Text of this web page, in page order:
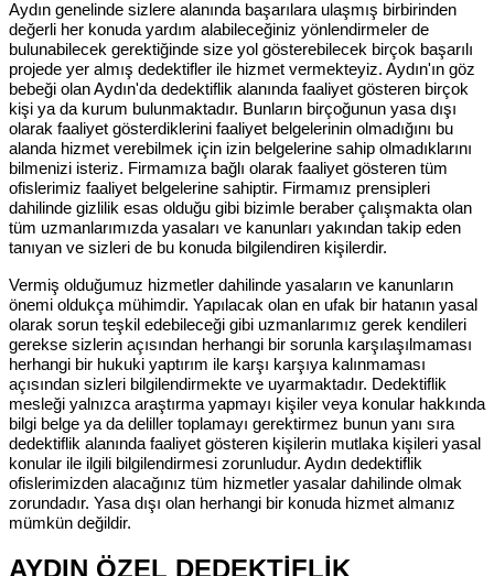
Aydın genelinde sizlere alanında başarılara ulaşmış birbirinden
değerli her konuda yardım alabileceğiniz yönlendirmeler de
bulunabilecek gerektiğinde size yol gösterebilecek birçok başarılı
projede yer almış dedektifler ile hizmet vermekteyiz. Aydın'ın göz
bebeği olan Aydın'da dedektiflik alanında faaliyet gösteren birçok
kişi ya da kurum bulunmaktadır. Bunların birçoğunun yasa dışı
olarak faaliyet gösterdiklerini faaliyet belgelerinin olmadığını bu
alanda hizmet verebilmek için izin belgelerine sahip olmadıklarını
bilmenizi isteriz. Firmamıza bağlı olarak faaliyet gösteren tüm
ofislerimiz faaliyet belgelerine sahiptir. Firmamız prensipleri
dahilinde gizlilik esas olduğu gibi bizimle beraber çalışmakta olan
tüm uzmanlarımızda yasaları ve kanunları yakından takip eden
tanıyan ve sizleri de bu konuda bilgilendiren kişilerdir.
Vermiş olduğumuz hizmetler dahilinde yasaların ve kanunların
önemi oldukça mühimdir. Yapılacak olan en ufak bir hatanın yasal
olarak sorun teşkil edebileceği gibi uzmanlarımız gerek kendileri
gerekse sizlerin açısından herhangi bir sorunla karşılaşılmaması
herhangi bir hukuki yaptırım ile karşı karşıya kalınmaması
açısından sizleri bilgilendirmekte ve uyarmaktadır. Dedektiflik
mesleği yalnızca araştırma yapmayı kişiler veya konular hakkında
bilgi belge ya da deliller toplamayı gerektirmez bunun yanı sıra
dedektiflik alanında faaliyet gösteren kişilerin mutlaka kişileri yasal
konular ile ilgili bilgilendirmesi zorunludur. Aydın dedektiflik
ofislerimizden alacağınız tüm hizmetler yasalar dahilinde olmak
zorundadır. Yasa dışı olan herhangi bir konuda hizmet almanız
mümkün değildir.
AYDIN ÖZEL DEDEKTİFLİK